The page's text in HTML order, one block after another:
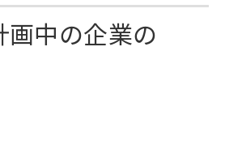
画中の企業の